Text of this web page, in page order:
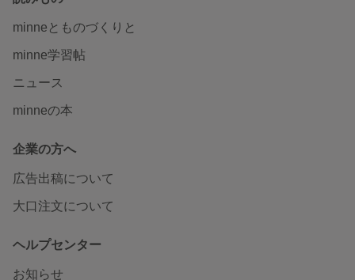
minneとものづくりと
minne学習帖
ニュース
minneの本
企業の方へ
広告出稿について
大口注文について
ヘルプセンター
お知らせ